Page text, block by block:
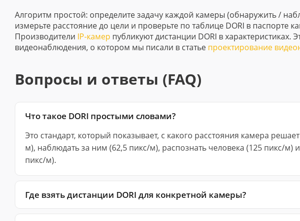
Алгоритм простой: определите задачу каждой камеры (обнаружить /
измерьте расстояние до цели и проверьте по таблице DORI в паспорте
Производители IP-камер публикуют дистанции DORI в
видеонаблюдения, о котором мы писали в статье проектирование
Вопросы и ответы (FAQ)
Что такое DORI простыми словами?
Это стандарт, который показывает, с какого расстояния камера
м), наблюдать за ним (62,5 пикс/м), распознать человека (125 пикс/
пикс/м).
Где взять дистанции DORI для конкретной камеры?